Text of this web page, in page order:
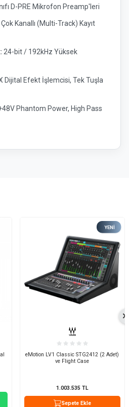
D-PRE Mikrofon Preamp'leri
Çok Kanallı (Multi-Track) Kayıt
24-bit / 192kHz Yüksek
Dijital Efekt İşlemcisi, Tek Tuşla
Phantom Power, High Pass
YENI
eMotion LV1 Classic STG2412 (2 Adet)
ve Flight Case
1.003.535TL
Sepete Ekle